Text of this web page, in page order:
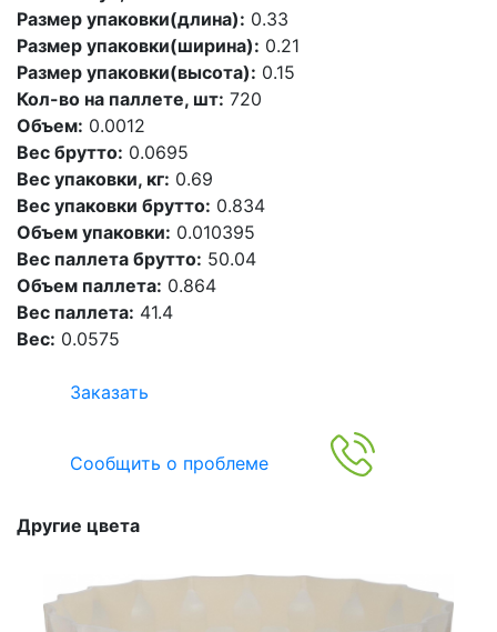
Размер упаковки(длина): 0.33
Размер упаковки(ширина): 0.21
Размер упаковки(высота): 0.15
Кол-во на паллете, шт: 720
Объем: 0.0012
Вес брутто: 0.0695
Вес упаковки, кг: 0.69
Вес упаковки брутто: 0.834
Объем упаковки: 0.010395
Вес паллета брутто: 50.04
Объем паллета: 0.864
Вес паллета: 41.4
Вес: 0.0575
Заказать
Сообщить о проблеме
Другие цвета